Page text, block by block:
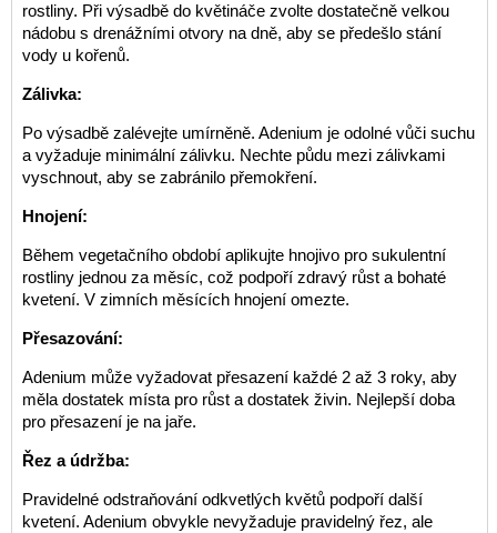
rostliny. Při výsadbě do květináče zvolte dostatečně velkou
nádobu s drenážními otvory na dně, aby se předešlo stání
vody u kořenů.
Zálivka:
Po výsadbě zalévejte umírněně. Adenium je odolné vůči suchu
a vyžaduje minimální zálivku. Nechte půdu mezi zálivkami
vyschnout, aby se zabránilo přemokření.
Hnojení:
Během vegetačního období aplikujte hnojivo pro sukulentní
rostliny jednou za měsíc, což podpoří zdravý růst a bohaté
kvetení. V zimních měsících hnojení omezte.
Přesazování:
Adenium může vyžadovat přesazení každé 2 až 3 roky, aby
měla dostatek místa pro růst a dostatek živin. Nejlepší doba
pro přesazení je na jaře.
Řez a údržba:
Pravidelné odstraňování odkvetlých květů podpoří další
kvetení. Adenium obvykle nevyžaduje pravidelný řez, ale